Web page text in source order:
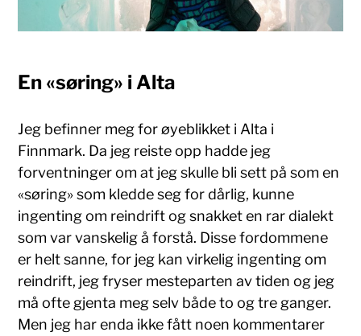
En «søring» i Alta
Jeg befinner meg for øyeblikket i Alta i
Finnmark. Da jeg reiste opp hadde jeg
forventninger om at jeg skulle bli sett på som en
«søring» som kledde seg for dårlig, kunne
ingenting om reindrift og snakket en rar dialekt
som var vanskelig å forstå. Disse fordommene
er helt sanne, for jeg kan virkelig ingenting om
reindrift, jeg fryser mesteparten av tiden og jeg
må ofte gjenta meg selv både to og tre ganger.
Men jeg har enda ikke fått noen kommentarer